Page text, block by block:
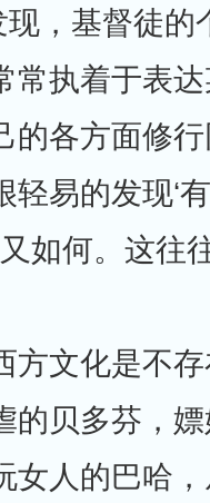
，基督徒的
常执着于表
的各方面修
易的发现‘
又如何。这往
文化是不存
的贝多芬，
女人的巴哈